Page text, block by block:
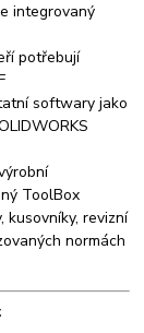
integrovaný
potřebují
softwary jako
ToolBox
kusovníky, revizní
normách